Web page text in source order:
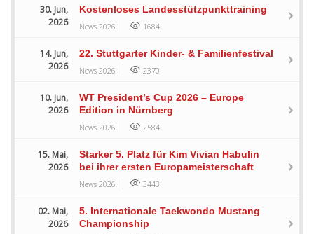
30. Jun,
2026
Kostenloses Landesstützpunkttraining
News 2026 1684
14. Jun,
2026
22. Stuttgarter Kinder- & Familienfestival
News 2026 2370
10. Jun,
2026
WT President’s Cup 2026 – Europe
Edition in Nürnberg
News 2026 2584
15. Mai,
2026
Starker 5. Platz für Kim Vivian Habulin
bei ihrer ersten Europameisterschaft
News 2026 3443
02. Mai,
2026
5. Internationale Taekwondo Mustang
Championship